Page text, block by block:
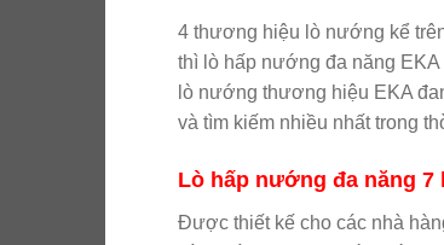
4 thương hiệu lò nướng kể
thì lò hấp nướng đa năng
lò nướng thương hiệu EKA
và tìm kiếm nhiều nhất trong
Lò hấp nướng đa năng 7
Được thiết kế cho các nhà